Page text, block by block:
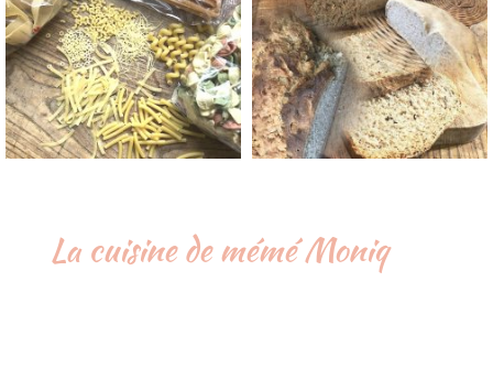
La cuisine de mémé Moniq